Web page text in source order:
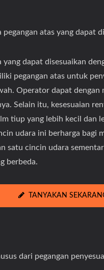
pegangan atas yang dapat
yang dapat disesuaikan
pegangan atas untuk
Operator dapat dengan
Selain itu, kesesuaian
tiup yang lebih kecil dan
udara ini berharga bagi
satu cincin udara
berbeda.
TANYAKAN
dari pegangan